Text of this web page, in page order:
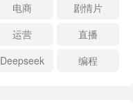
电商
剧情片
运营
直播
Deepseek 编程